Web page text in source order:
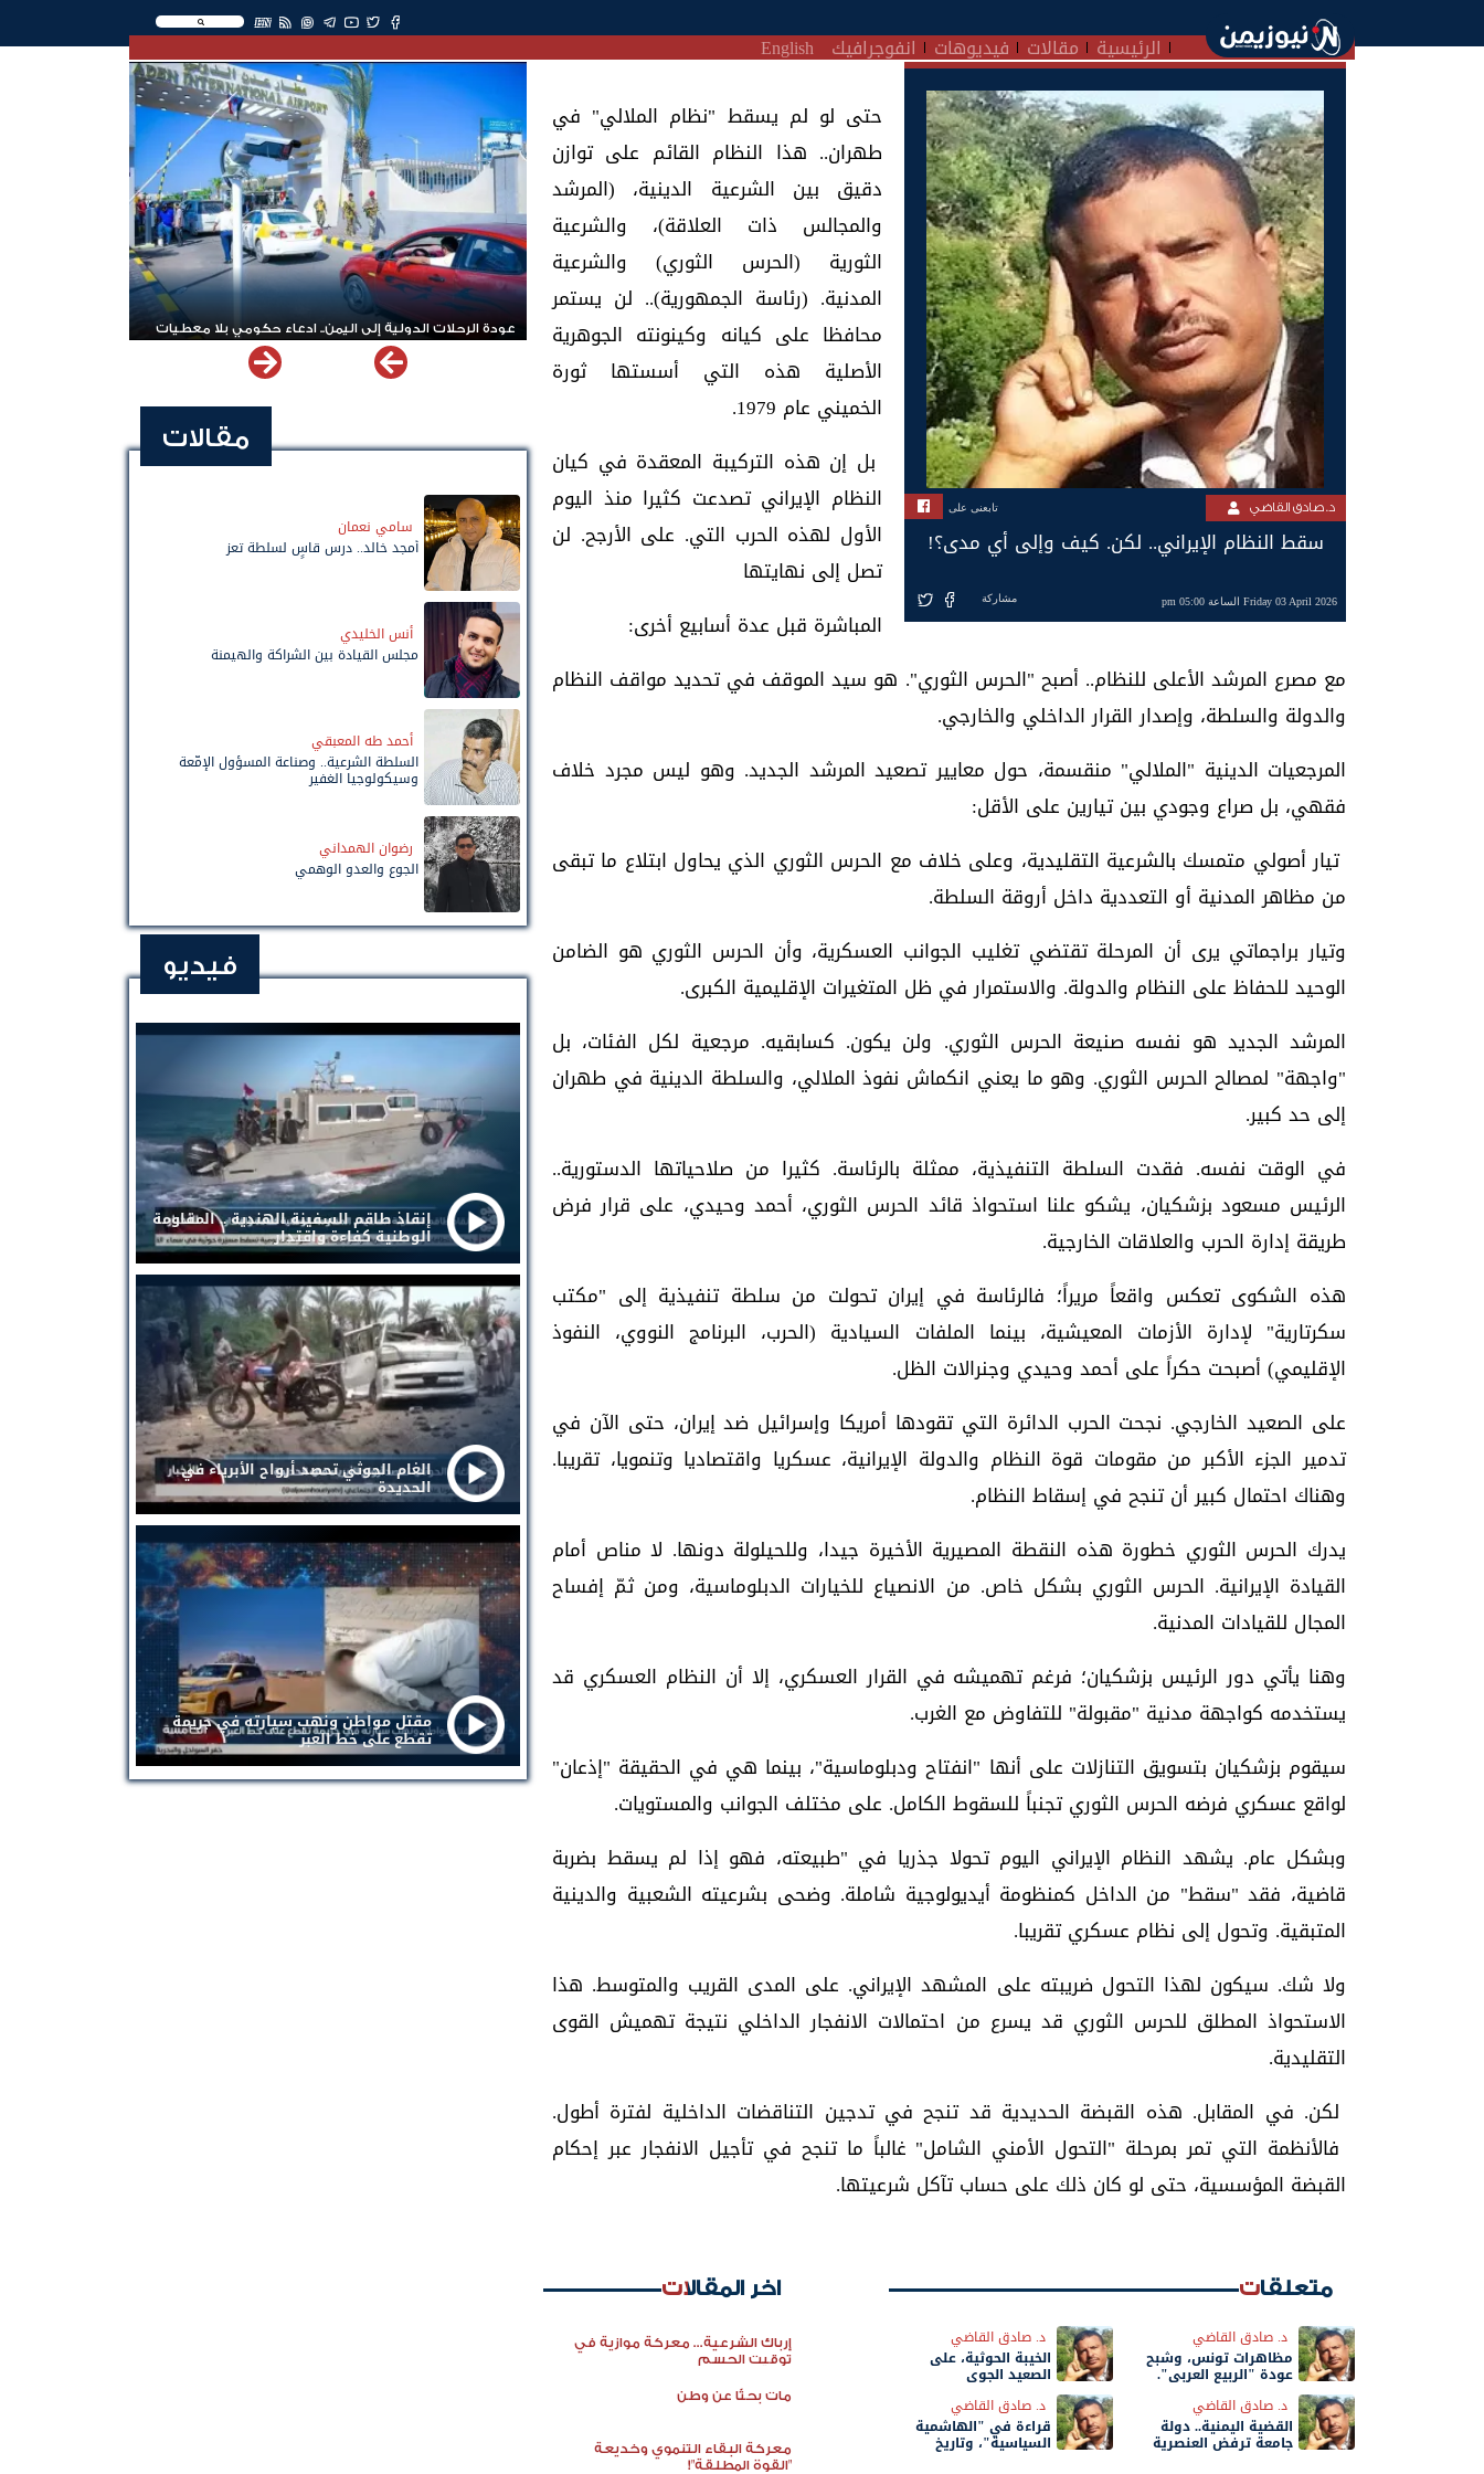
EN
الرئيسية مقالات فيديوهات انفوجرافيك English
د. صادق القاضي تابعنى على
سقط ‏النظام الإيراني.. لكن. كيف وإلى أي مدى؟!
Friday 03 April 2026 الساعة 05:00 pm مشاركة
حتى لو لم يسقط "نظام الملالي" في
طهران.. هذا النظام القائم على توازن
دقيق بين الشرعية الدينية، (المرشد
والمجالس ذات العلاقة)، والشرعية
الثورية (الحرس الثوري) والشرعية
المدنية. (رئاسة الجمهورية).. لن يستمر
محافظا على كيانه وكينونته الجوهرية
الأصلية هذه التي أسستها ثورة
الخميني عام 1979.
بل إن هذه التركيبة المعقدة في كيان
النظام الإيراني تصدعت كثيرا منذ اليوم
الأول لهذه الحرب التي. على الأرجح. لن
تصل إلى نهايتها
المباشرة قبل عدة أسابيع أخرى:
مع مصرع المرشد الأعلى للنظام.. أصبح "الحرس الثوري". هو سيد الموقف في تحديد مواقف النظام
والدولة والسلطة، وإصدار القرار الداخلي والخارجي.
المرجعيات الدينية "الملالي" منقسمة، حول معايير تصعيد المرشد الجديد. وهو ليس مجرد خلاف
فقهي، بل صراع وجودي بين تيارين على الأقل:
تيار أصولي متمسك بالشرعية التقليدية، وعلى خلاف مع الحرس الثوري الذي يحاول ابتلاع ما تبقى
من مظاهر المدنية أو التعددية داخل أروقة السلطة.
وتيار براجماتي يرى أن المرحلة تقتضي تغليب الجوانب العسكرية، وأن الحرس الثوري هو الضامن
الوحيد للحفاظ على النظام والدولة. والاستمرار في ظل المتغيرات الإقليمية الكبرى.
المرشد الجديد هو نفسه صنيعة الحرس الثوري. ولن يكون. كسابقيه. مرجعية لكل الفئات، بل
"واجهة" لمصالح الحرس الثوري. وهو ما يعني انكماش نفوذ الملالي، والسلطة الدينية في طهران
إلى حد كبير.
في الوقت نفسه. فقدت السلطة التنفيذية، ممثلة بالرئاسة. كثيرا من صلاحياتها الدستورية..
الرئيس مسعود بزشکیان، يشكو علنا استحواذ قائد الحرس الثوري، أحمد وحيدي، على قرار فرض
طريقة إدارة الحرب والعلاقات الخارجية.
هذه الشكوى تعكس واقعاً مريراً؛ فالرئاسة في إيران تحولت من سلطة تنفيذية إلى "مكتب
سكرتارية" لإدارة الأزمات المعيشية، بينما الملفات السيادية (الحرب، البرنامج النووي، النفوذ
الإقليمي) أصبحت حكراً على أحمد وحيدي وجنرالات الظل.
على الصعيد الخارجي. نجحت الحرب الدائرة التي تقودها أمريكا وإسرائيل ضد إيران، حتى الآن في
تدمير الجزء الأكبر من مقومات قوة النظام والدولة الإيرانية، عسكريا واقتصاديا وتنمويا، تقريبا.
وهناك احتمال كبير أن تنجح في إسقاط النظام.
يدرك الحرس الثوري خطورة هذه النقطة المصيرية الأخيرة جيدا، وللحيلولة دونها. لا مناص أمام
القيادة الإيرانية. الحرس الثوري بشكل خاص. من الانصياع للخيارات الدبلوماسية، ومن ثمّ إفساح
المجال للقيادات المدنية.
وهنا يأتي دور الرئيس بزشكيان؛ فرغم تهميشه في القرار العسكري، إلا أن النظام العسكري قد
يستخدمه كواجهة مدنية "مقبولة" للتفاوض مع الغرب.
سيقوم بزشكيان بتسويق التنازلات على أنها "انفتاح ودبلوماسية"، بينما هي في الحقيقة "إذعان"
لواقع عسكري فرضه الحرس الثوري تجنباً للسقوط الكامل. على مختلف الجوانب والمستويات.
وبشكل عام. يشهد النظام الإيراني اليوم تحولا جذريا في "طبيعته، فهو إذا لم يسقط بضربة
قاضية، فقد "سقط" من الداخل كمنظومة أيديولوجية شاملة. وضحى بشرعيته الشعبية والدينية
المتبقية. وتحول إلى نظام عسكري تقريبا.
ولا شك. سيكون لهذا التحول ضريبته على المشهد الإيراني. على المدى القريب والمتوسط. هذا
الاستحواذ المطلق للحرس الثوري قد يسرع من احتمالات الانفجار الداخلي نتيجة تهميش القوى
التقليدية.
لكن. في المقابل. هذه القبضة الحديدية قد تنجح في تدجين التناقضات الداخلية لفترة أطول.
فالأنظمة التي تمر بمرحلة "التحول الأمني الشامل" غالباً ما تنجح في تأجيل الانفجار عبر إحكام
القبضة المؤسسية، حتى لو كان ذلك على حساب تآكل شرعيتها.
متعلقات
د. صادق القاضي
مظاهرات تونس، وشبح
عودة "الربيع العربي".
د. صادق القاضي
الخيبة الحوثية، على
الصعيد الجوي
د. صادق القاضي
القضية اليمنية.. دولة
جامعة ترفض العنصرية
د. صادق القاضي
قراءة في "الهاشمية
السياسية"، وتاريخ
"السيد والشريف".
اخر المقالات
إرباك الشرعية... معركة موازية في
توقيت الحسم
مات بحثًا عن وطن
معركة البقاء التنموي وخديعة
"القوة المطلقة"!
عودة الرحلات الدولية إلى اليمن.. ادعاء حكومي بلا معطيات
مقالات
سامي نعمان
أمجد خالد.. درس قاسٍ لسلطة تعز
أنس الخليدي
مجلس القيادة بين الشراكة والهيمنة
أحمد طه المعبقي
السلطة الشرعية.. وصناعة المسؤول الإمّعة
وسيكولوجيا الغفير
رضوان الهمداني
الجوع والعدو الوهمي
فيديو
إنقاذ طاقم السفينة الهندية .. المقاومة
الوطنية كفاءة واقتدار
الغام الحوثي تحصد أرواح الأبرياء في
الحديدة
مقتل مواطن ونهب سيارته في جريمة
تقطع على خط العبر